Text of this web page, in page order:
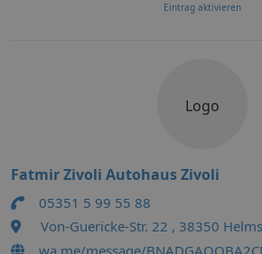
Eintrag aktivieren
Logo
Fatmir Zivoli Autohaus Zivoli
05351 5 99 55 88
Von-Guericke-Str. 22 , 38350
wa.me/message/